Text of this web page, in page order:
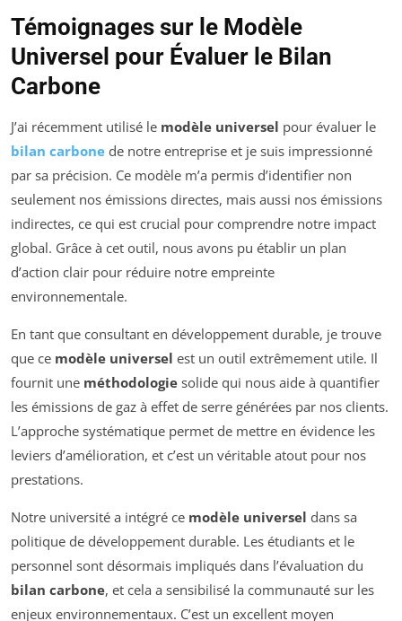
Témoignages sur le Modèle
Universel pour Évaluer le Bilan
Carbone
J’ai récemment utilisé le modèle universel pour évaluer le
bilan carbone de notre entreprise et je suis impressionné
par sa précision. Ce modèle m’a permis d’identifier non
seulement nos émissions directes, mais aussi nos émissions
indirectes, ce qui est crucial pour comprendre notre impact
global. Grâce à cet outil, nous avons pu établir un plan
d’action clair pour réduire notre empreinte
environnementale.
En tant que consultant en développement durable, je trouve
que ce modèle universel est un outil extrêmement utile. Il
fournit une méthodologie solide qui nous aide à quantifier
les émissions de gaz à effet de serre générées par nos clients.
L’approche systématique permet de mettre en évidence les
leviers d’amélioration, et c’est un véritable atout pour nos
prestations.
Notre université a intégré ce modèle universel dans sa
politique de développement durable. Les étudiants et le
personnel sont désormais impliqués dans l’évaluation du
bilan carbone, et cela a sensibilisé la communauté sur les
enjeux environnementaux. C’est un excellent moyen